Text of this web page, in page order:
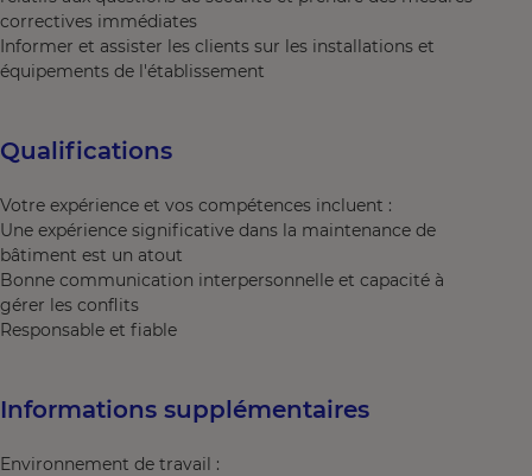
correctives immédiates
Informer et assister les clients sur les installations et
équipements de l'établissement
Qualifications
Votre expérience et vos compétences incluent :
Une expérience significative dans la maintenance de
bâtiment est un atout
Bonne communication interpersonnelle et capacité à
gérer les conflits
Responsable et fiable
Informations supplémentaires
Environnement de travail :